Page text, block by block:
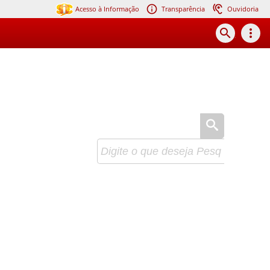
Acesso à Informação Transparência Ouvidoria
search more_vert